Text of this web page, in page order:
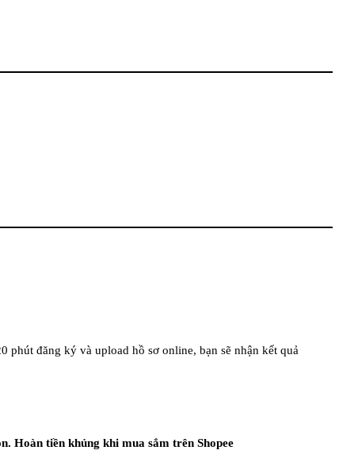
phút đăng ký và upload hồ sơ online, bạn sẽ nhận kết quả
Hoàn tiền khủng khi mua sắm trên Shopee